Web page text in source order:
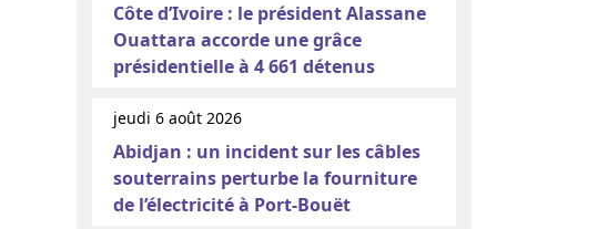
Côte d’Ivoire : le président Alassane
Ouattara accorde une grâce
présidentielle à 4 661 détenus
jeudi 6 août 2026
Abidjan : un incident sur les câbles
souterrains perturbe la fourniture
de l’électricité à Port-Bouët